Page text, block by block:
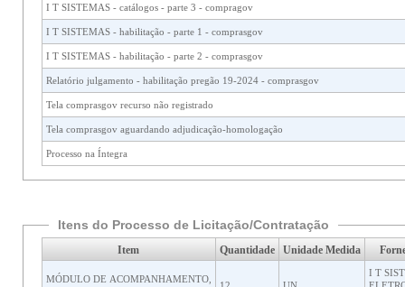
I T SISTEMAS - catálogos - parte 3 - compragov
I T SISTEMAS - habilitação - parte 1 - comprasgov
I T SISTEMAS - habilitação - parte 2 - comprasgov
Relatório julgamento - habilitação pregão 19-2024 - comprasgov
Tela comprasgov recurso não registrado
Tela comprasgov aguardando adjudicação-homologação
Processo na Íntegra
Itens do Processo de Licitação/Contratação
Item Quantidade Unidade Medida
MÓDULO DE ACOMPANHAMENTO,
I T